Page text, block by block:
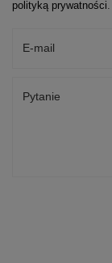
polityką prywatności
E-mail
Pytanie